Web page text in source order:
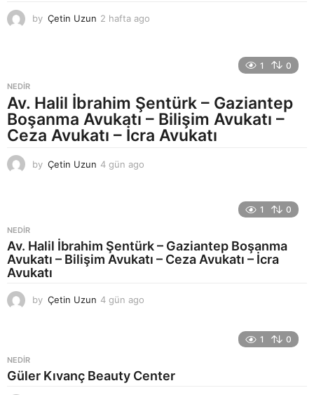
by Çetin Uzun 2 hafta ago
a
g
1 0
NEDIR
Av. Halil İbrahim Şentürk – Gaziantep
Boşanma Avukatı – Bilişim Avukatı –
Ceza Avukatı – İcra Avukatı
by Çetin Uzun 4 gün ago
o
1 0
NEDIR
Av. Halil İbrahim Şentürk – Gaziantep Boşanma
Avukatı – Bilişim Avukatı – Ceza Avukatı – İcra
Avukatı
by Çetin Uzun 4 gün ago
o
1 0
NEDIR
Güler Kıvanç Beauty Center